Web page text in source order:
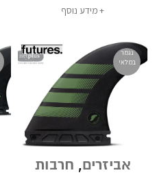
מידע נוסף
נגמר
במלאי
אביזרים, חרבות